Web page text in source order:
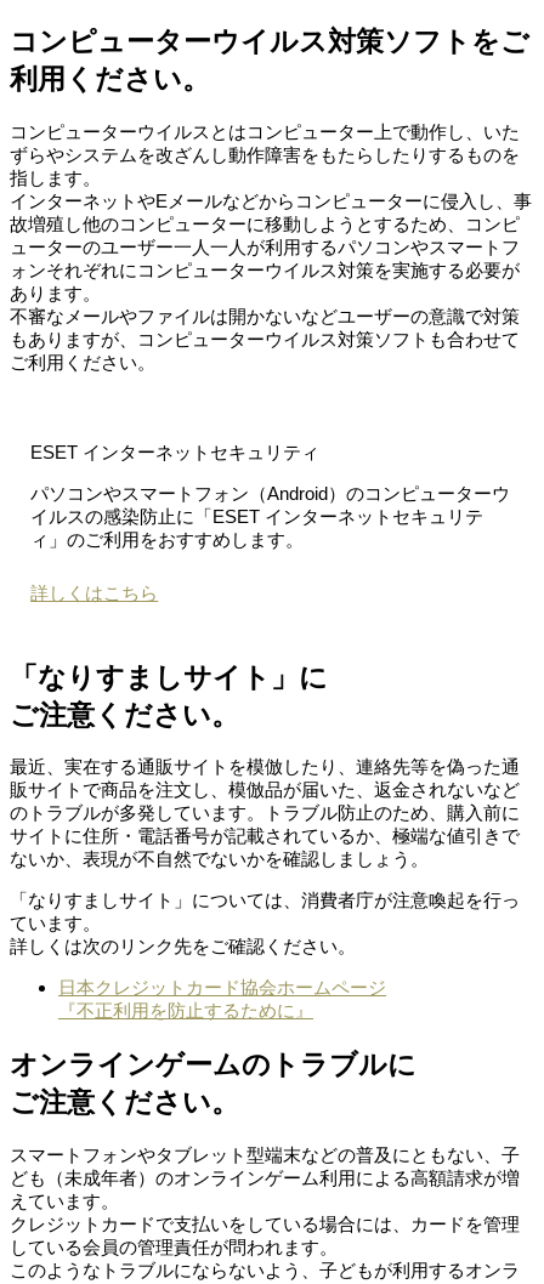
コンピューターウイルス対策ソフトをご
利用ください。
コンピューターウイルスとはコンピューター上で動作し、いた
ずらやシステムを改ざんし動作障害をもたらしたりするものを
指します。
インターネットやEメールなどからコンピューターに侵入し、事
故増殖し他のコンピューターに移動しようとするため、コンピ
ューターのユーザー一人一人が利用するパソコンやスマートフ
ォンそれぞれにコンピューターウイルス対策を実施する必要が
あります。
不審なメールやファイルは開かないなどユーザーの意識で対策
もありますが、コンピューターウイルス対策ソフトも合わせて
ご利用ください。
ESET インターネットセキュリティ
パソコンやスマートフォン（Android）のコンピューターウ
イルスの感染防止に「ESET インターネットセキュリテ
ィ」のご利用をおすすめします。
詳しくはこちら
「なりすましサイト」に
ご注意ください。
最近、実在する通販サイトを模倣したり、連絡先等を偽った通
販サイトで商品を注文し、模倣品が届いた、返金されないなど
のトラブルが多発しています。トラブル防止のため、購入前に
サイトに住所・電話番号が記載されているか、極端な値引きで
ないか、表現が不自然でないかを確認しましょう。
「なりすましサイト」については、消費者庁が注意喚起を行っ
ています。
詳しくは次のリンク先をご確認ください。
日本クレジットカード協会ホームページ
『不正利用を防止するために』
オンラインゲームのトラブルに
ご注意ください。
スマートフォンやタブレット型端末などの普及にともない、子
ども（未成年者）のオンラインゲーム利用による高額請求が増
えています。
クレジットカードで支払いをしている場合には、カードを管理
している会員の管理責任が問われます。
このようなトラブルにならないよう、子どもが利用するオンラ